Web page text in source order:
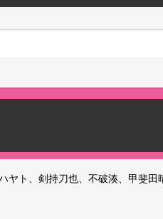
ヤト、剣持刀也、不破湊、甲斐田